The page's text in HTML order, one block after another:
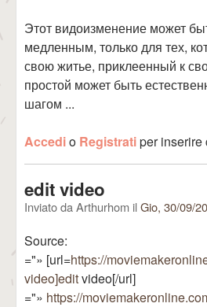
Этот видоизменение может
медленным, только для тех,
свою житье, приклеенный к
простой может быть
шагом ...
Accedio Registratiper inserire
edit video
Inviato daArthurhom ilGio, 30/09/
Source:
="» [url=https://
video]editvideo[/url]
="» https://